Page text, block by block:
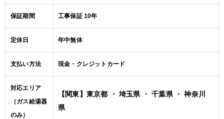
保証期間 工事保証 10年
定休日 年中無休
支払い方法 現金・クレジットカード
対応エリア
（ガス給湯器
のみ）
【関東】東京都 ・ 埼玉県 ・ 千葉県 ・ 神奈川
県